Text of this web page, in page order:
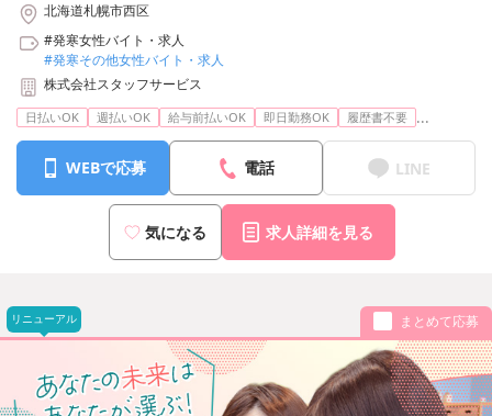
北海道札幌市西区
#発寒女性バイト・求人
#発寒その他女性バイト・求人
株式会社スタッフサービス
日払いOK 週払いOK 給与前払いOK 即日勤務OK 履歴書不要 ...
WEBで応募 電話 LINE
気になる 求人詳細を見る
リニューアル まとめて応募